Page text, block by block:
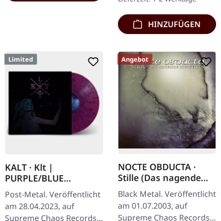
Titel und…
HINZUFÜGEN
Limited
KALT · Klt |
PURPLE/BLUE
SPLATTER LP
Post-Metal. Veröffentlicht
am 28.04.2023, auf
Supreme Chaos Records.
Angebot
NOCTE OBDUCTA ·
Stille (Das nagende
Schweigen) | CD
Black Metal. Veröffentlicht
am 01.07.2003, auf
Supreme Chaos Records.